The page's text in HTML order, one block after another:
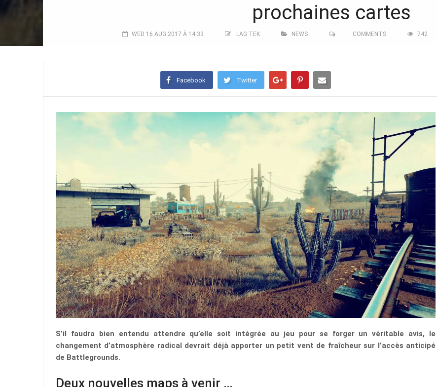
prochaines cartes
WED 16 AUG 2017 À 14:33 LAG TEK NEWS COMMENTS 742
Facebook Twitter
S’il faudra bien entendu attendre qu’elle soit intégrée au jeu pour se forger un véritable avis, le
changement d’atmosphère radical devrait déjà apporter un petit vent de fraîcheur sur l’accès anticipé
de Battlegrounds.
Deux nouvelles maps à venir …